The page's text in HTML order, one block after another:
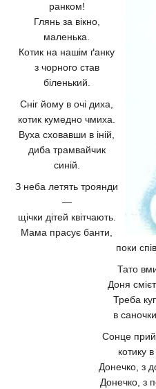
ранком!
Глянь за вікно,
маленька.
Котик на нашім ґанку
з чорного став
біленький.
Сніг йому в очі диха,
котик кумедно чмиха.
Вуха сховавши в іній,
диба трамвайчик
синій.
З неба летять троянди
—
щічки дітей квітчають.
Мама прасує банти,
поки
Тато
Доня
Треба
в
Сонце
котику в
Донечко, з
Донечко, з